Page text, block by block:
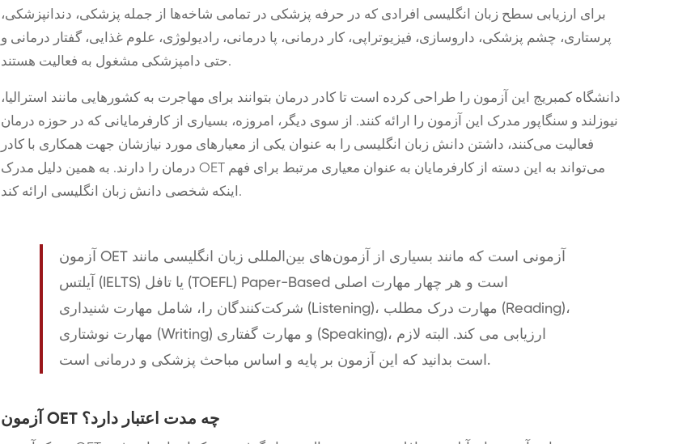
برای ارزیابی سطح زبان انگلیسی افرادی که در حرفه پزشکی در تمامی شاخه‌ها از جمله پزشکی، دندانپزشکی،
پرستاری، چشم پزشکی، داروسازی، فیزیوتراپی، کار درمانی، پا درمانی، رادیولوژی، علوم غذایی، گفتار درمانی و
حتی دامپزشکی مشغول به فعالیت هستند.
دانشگاه کمبریج این آزمون را طراحی کرده است تا کادر درمان بتوانند برای مهاجرت به کشورهایی مانند استرالیا،
نیوزلند و سنگاپور مدرک این آزمون را ارائه کنند. از سوی دیگر، امروزه، بسیاری از کارفرمایانی که در حوزه درمان
فعالیت می‌کنند، داشتن دانش زبان انگلیسی را به عنوان یکی از معیارهای مورد نیازشان جهت همکاری با کادر
درمان را دارند. به همین دلیل مدرک OET می‌تواند به این دسته از کارفرمایان به عنوان معیاری مرتبط برای فهم
اینکه شخصی دانش زبان انگلیسی ارائه کند.
آزمون OET آزمونی است که مانند بسیاری از آزمون‌های بین‌المللی زبان انگلیسی مانند
آیلتس (IELTS) یا تافل (TOEFL) Paper-Based است و هر چهار مهارت اصلی
شرکت‌کنندگان را، شامل مهارت شنیداری (Listening)، مهارت درک مطلب (Reading)،
مهارت نوشتاری (Writing) و مهارت گفتاری (Speaking)، ارزیابی می کند. البته لازم
است بدانید که این آزمون بر پایه و اساس مباحث پزشکی و درمانی است.
آزمون OET چه مدت اعتبار دارد؟